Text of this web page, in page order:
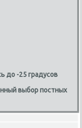
до -25 градусов
выбор постных